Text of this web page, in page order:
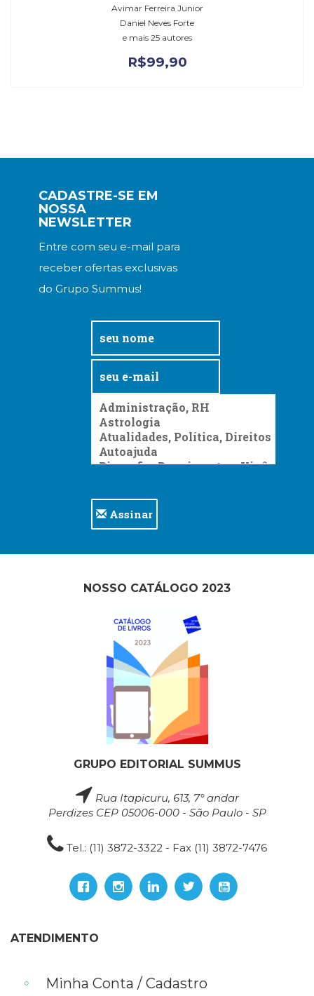
Avimar Ferreira Junior
Daniel Neves Forte
e mais 25 autores
R$99,90
CADASTRE-SE EM
NOSSA
NEWSLETTER
Entre com seu e-mail para
receber ofertas exclusivas
do Grupo Summus!
Assinar
NOSSO CATÁLOGO 2023
GRUPO EDITORIAL SUMMUS
Rua Itapicuru, 613, 7° andar
Perdizes CEP 05006-000 - São Paulo - SP
Tel.: (11) 3872-3322 - Fax (11) 3872-7476
ATENDIMENTO
Minha Conta / Cadastro